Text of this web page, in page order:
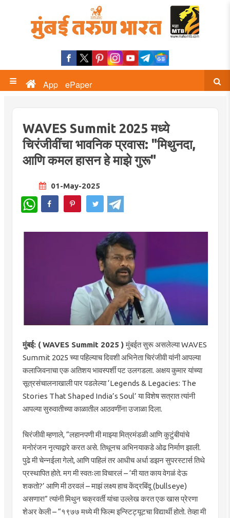
App ePaper
WAVES Summit 2025 मध्ये
चिरंजीवींचा भावनिक प्रवास: "मिथुनदा,
आणि कमल हासन हे माझे गुरू"
01-May-2025
WhatsApp
मुंबई: ( WAVES Summit 2025 )मुंबईत सुरू असलेल्या WAVES
Summit 2025 च्या पहिल्याच दिवशी अभिनेता चिरंजीवी यांनी आपल्या
कलाजिवनाचा एक अतिशय भावस्पर्शी पट उलगडला. अक्षय कुमार यांच्या
सूत्रसंचालनाखाली पार पडलेल्या ‘Legends & Legacies: The
Stories That Shaped India’s Soul’ या विशेष सत्रात त्यांनी
आपल्या सुरुवातीच्या काळातील आठवणींना उजाळा दिला.
चिरंजीवी म्हणाले, “लहानपणी मी माझ्या मित्रमंडळी आणि कुटुंबीयांचे
मनोरंजन नृत्याद्वारे करत असे. तिथूनच अभिनयाकडे ओढ निर्माण झाली.
पुढे मी चेन्नईला गेलो, आणि पाहिलं तर आधीच अर्धा डझन सुपरस्टार्स तिथे
प्रस्थापित होते. मग मी स्वतःला विचारलं – ‘मी यात काय वेगळं देऊ
शकतो?’ आणि मी ठरवलं – माझं लक्ष्य हाच केंद्रबिंदू (bullseye)
असणार!” त्यांनी मिथुन चक्रवर्ती यांचा उल्लेख करत एक खास प्रेरणा
शेअर केली – “१९७७ मध्ये मी फिल्म इन्स्टिट्यूटचा विद्यार्थी होतो. तेव्हा मी